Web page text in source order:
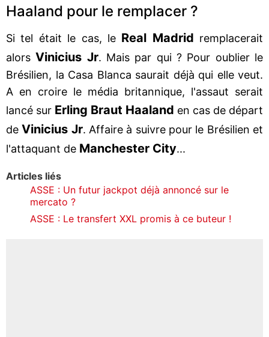
Haaland pour le remplacer ?
Si tel était le cas, le Real Madrid remplacerait
alorsVinicius Jr. Mais par qui ? Pour oublier le
Brésilien, la Casa Blanca saurait déjà qui elle veut.
A en croire le média britannique, l'assaut serait
lancé sur Erling Braut Haaland en cas de départ
deVinicius Jr. Affaire à suivre pour le Brésilien et
l'attaquant de Manchester City...
Articles liés
ASSE : Un futur jackpot déjà annoncé sur le
mercato ?
ASSE : Le transfert XXL promis à ce buteur !